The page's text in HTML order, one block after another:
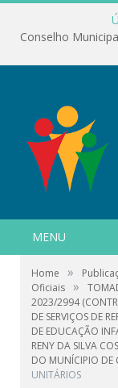
MENU
Home »
Oficiais »
2023/2994
DE SERVIÇOS DE
DE EDUCAÇÃO
RENY DA SILVA
DO MUNÍCIPIO DE
UNITÁRIOS